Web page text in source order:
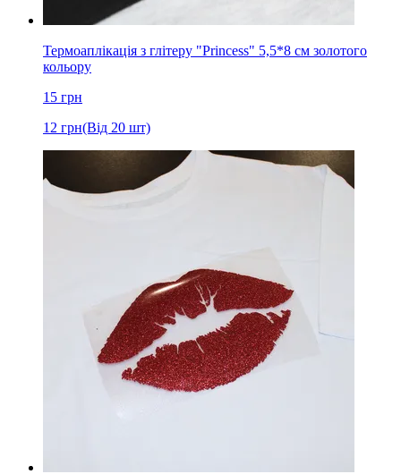
Термоаплікація з глітеру "Princess" 5,5*8 см золотого
кольору
15 грн
12 грн(Від 20 шт)